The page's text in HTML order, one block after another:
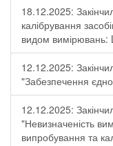
18.12.2025:
калібрування
видом
12.12.2025:
"Забезпечення
12.12.2025:
"Невизначеність
випробування та